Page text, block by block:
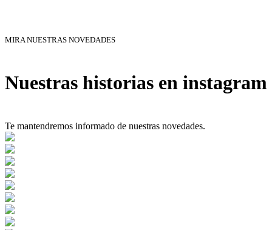
MIRA NUESTRAS NOVEDADES
Nuestras historias en instagram
Te mantendremos informado de nuestras novedades.